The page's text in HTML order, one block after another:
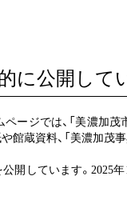
に公開して
ージでは、「美濃加
蔵資料、「美濃加茂
しています。2025